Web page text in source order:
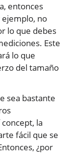
entonces
no
lo que debes
Este
lo que
del tamaño
sea bastante
la
fácil que se
¿por